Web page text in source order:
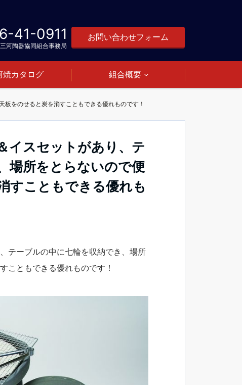
41-0911
河陶器協同組合事務局
お問い合わせフォーム
焼カタログ 組合概要
をのせると炭を消すこともできる優れものです！
イスセットがあり、テ
場所をとらないので便
すこともできる優れも
テーブルの中に七輪を収納でき、場所
こともできる優れものです！